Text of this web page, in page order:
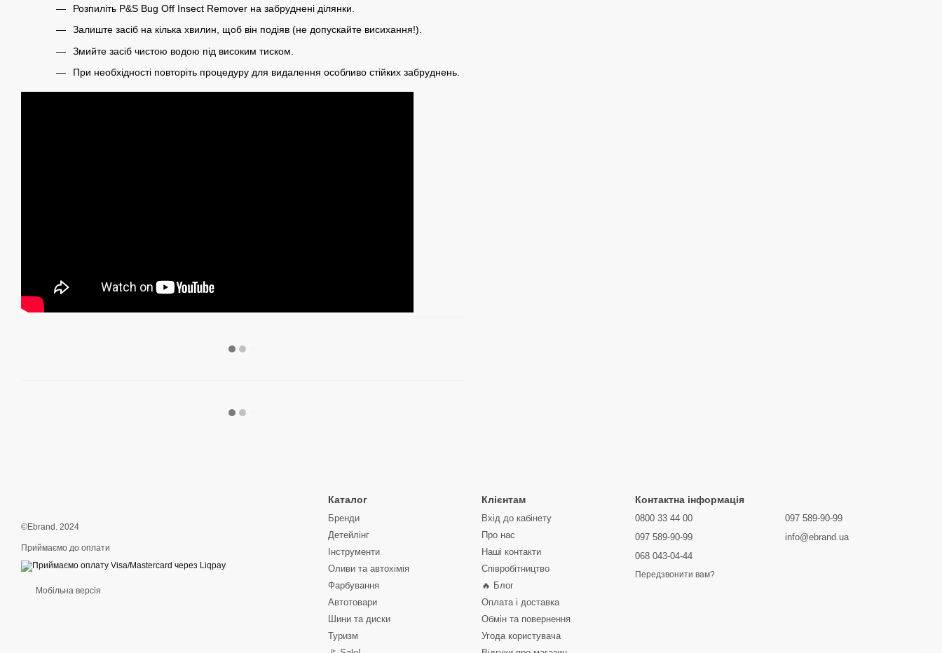
Розпиліть P&S Bug Off Insect Remover на забруднені ділянки.
Залиште засіб на кілька хвилин, щоб він подіяв (не допускайте висихання!).
Змийте засіб чистою водою під високим тиском.
При необхідності повторіть процедуру для видалення особливо стійких забруднень.
©Ebrand. 2024
Приймаємо до оплати
Мобільна версія
Каталог
Бренди
Детейлінг
Інструменти
Оливи та автохімія
Фарбування
Автотовари
Шини та диски
Туризм
Клієнтам
Вхід до кабінету
Про нас
Наші контакти
Співробітництво
🔥 Блог
Оплата і доставка
Обмін та повернення
Угода користувача
Контактна інформація
0800 33 44 00
097 589-90-99
068 043-04-44
Передзвонити вам?
097 589-90-99
info@ebrand.ua